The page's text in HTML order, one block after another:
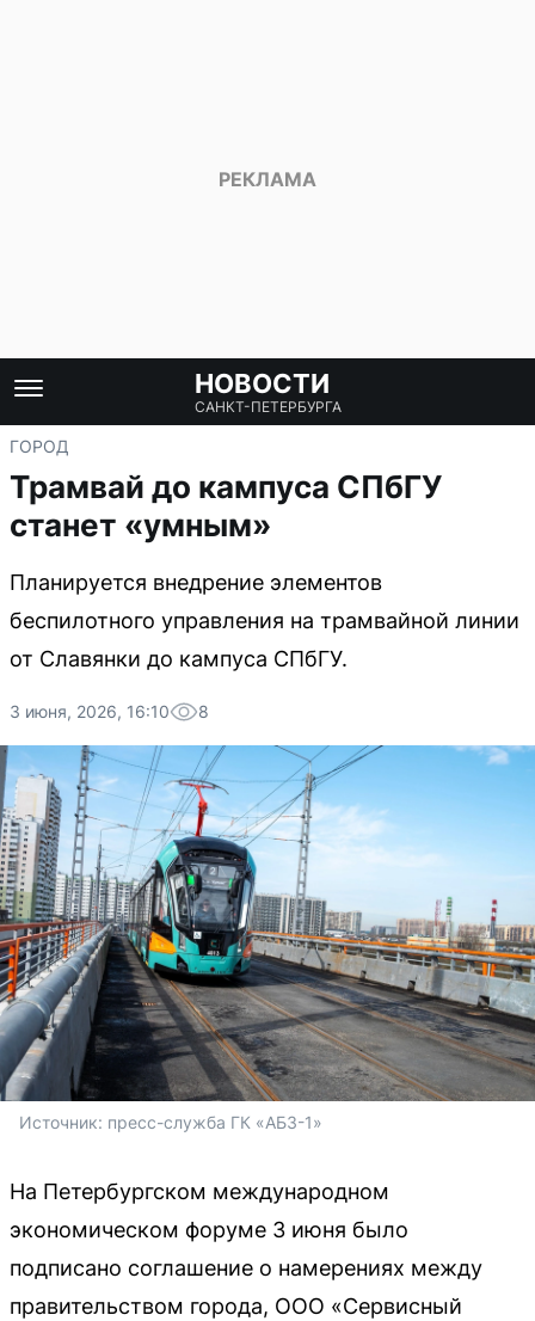
НОВОСТИ
САНКТ-ПЕТЕРБУРГА
ГОРОД
Трамвай до кампуса СПбГУ
станет «умным»
Планируется внедрение элементов
беспилотного управления на трамвайной линии
от Славянки до кампуса СПбГУ.
3 июня, 2026, 16:10 8
Источник: пресс-служба ГК «АБЗ-1»
На Петербургском международном
экономическом форуме 3 июня было
подписано соглашение о намерениях между
правительством города, ООО «Сервисный